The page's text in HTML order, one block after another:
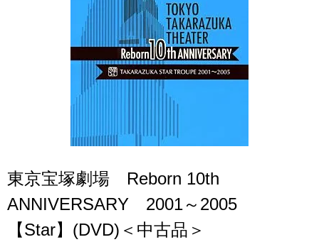
東京宝塚劇場 Reborn 10th
ANNIVERSARY 2001～2005
【Star】(DVD)＜中古品＞